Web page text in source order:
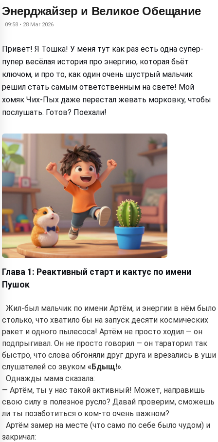
Энерджайзер и Великое Обещание
09:58 • 28 Mar 2026
Привет! Я Тошка! У меня тут как раз есть одна супер-
пупер весёлая история про энергию, которая бьёт
ключом, и про то, как один очень шустрый мальчик
решил стать самым ответственным на свете! Мой
хомяк Чих-Пых даже перестал жевать морковку, чтобы
послушать. Готов? Поехали!
Глава 1: Реактивный старт и кактус по имени
Пушок
Жил-был мальчик по имени Артём, и энергии в нём было
столько, что хватило бы на запуск десяти космических
ракет и одного пылесоса! Артём не просто ходил — он
подпрыгивал. Он не просто говорил — он тараторил так
быстро, что слова обгоняли друг друга и врезались в уши
слушателей со звуком «Бдыщ!».
Однажды мама сказала:
— Артём, ты у нас такой активный! Может, направишь
свою силу в полезное русло? Давай проверим, сможешь
ли ты позаботиться о ком-то очень важном?
Артём замер на месте (что само по себе было чудом) и
закричал: